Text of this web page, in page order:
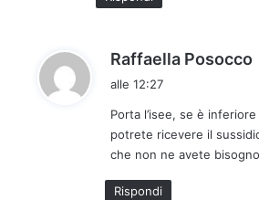
Raffaella Posocco
e
t
t
alle 12:27
Porta l’isee, se è
potrete ricevere il
che non ne avete bisogno
Rispondi